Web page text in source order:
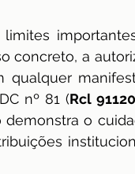
concreto, a
nº 81 (Rcl
demonstra o